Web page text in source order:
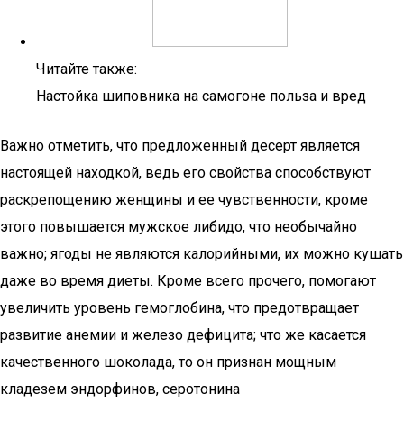
Читайте также:
Настойка шиповника на самогоне польза и вред
Важно отметить, что предложенный десерт является
настоящей находкой, ведь его свойства способствуют
раскрепощению женщины и ее чувственности, кроме
этого повышается мужское либидо, что необычайно
важно; ягоды не являются калорийными, их можно кушать
даже во время диеты. Кроме всего прочего, помогают
увеличить уровень гемоглобина, что предотвращает
развитие анемии и железо дефицита; что же касается
качественного шоколада, то он признан мощным
кладезем эндорфинов, серотонина